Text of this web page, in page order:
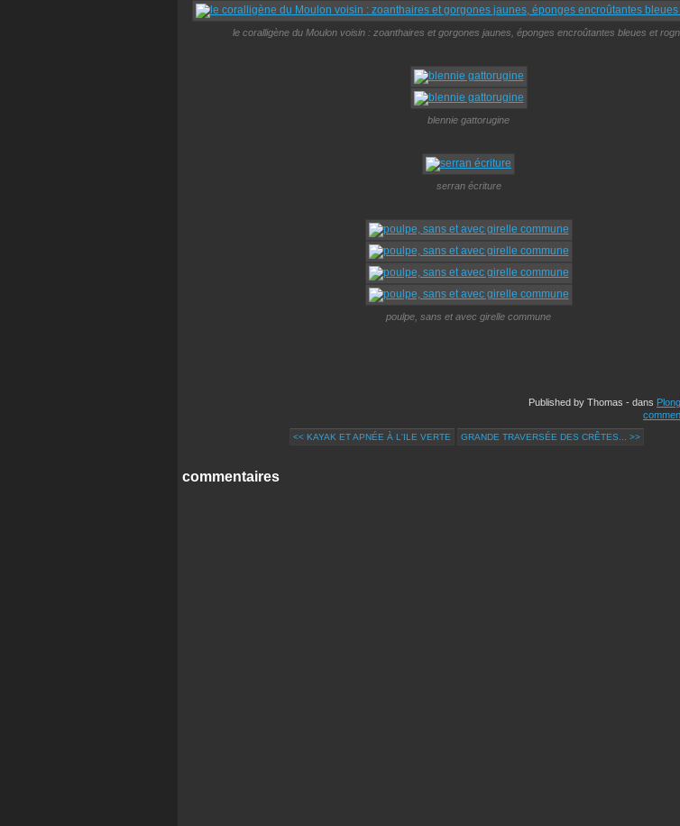
le coralligène du Moulon voisin : zoanthaires et gorgones jaunes, éponges encroûtantes bleues et
blennie gattorugine
serran écriture
poulpe, sans et avec girelle commune
Published by Thomas - dans
<< KAYAK ET APNÉE À L'ILE VERTE GRANDE TRAVERSÉE DES CRÊTES... >>
commentaires